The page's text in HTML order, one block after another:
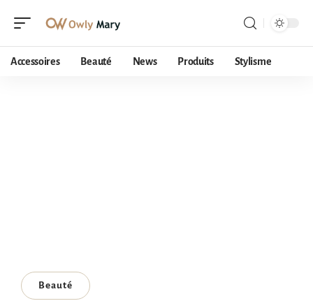
Accessoires Beauté News Produits Stylisme
Beauté